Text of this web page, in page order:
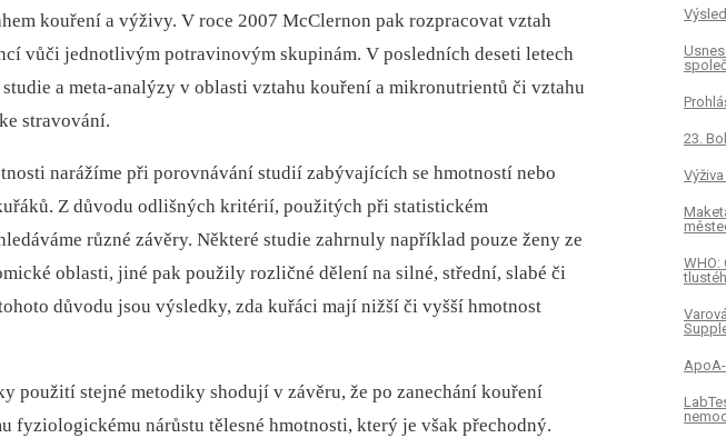
kouření a výživy. V roce 2007 McClernon pak rozpracovat vztah
vůči jednotlivým potravinovým skupinám. V posledních deseti letech
a meta-analýzy v oblasti vztahu kouření a mikronutrientů či vztahu
stravování.
narážíme při porovnávání studií zabývajících se hmotností nebo
Z důvodu odlišných kritérií, použitých při statistickém
různé závěry. Některé studie zahrnuly například pouze ženy ze
oblasti, jiné pak použily rozličné dělení na silné, střední, slabé či
důvodu jsou výsledky, zda kuřáci mají nižší či vyšší hmotnost
použití stejné metodiky shodují v závěru, že po zanechání kouření
fyziologickému nárůstu tělesné hmotnosti, který je však přechodný.
23.
WHO: